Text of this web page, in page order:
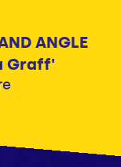
ANGLE
Graff'